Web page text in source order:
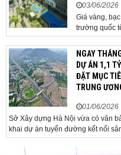
03/06/2026
Giá vàng,
trường quốc
USD/ounce.
trường quốc
USD/ounce,
sáng. Trong
NGAY
DỰ ÁN 1,1
ĐẶT MỤC
TRUNG
01/06/2026
Sở Xây dựng Hà Nội vừa có văn
khai dự án tuyến đường kết nối
nay, công tác giải phóng mặt
nhiều kết...